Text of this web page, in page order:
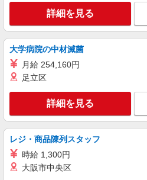
派遣社員
株式会社シエロ
【softbank】の
時給1400円〜
による ※ソフトバ
月 ※残業代支給 ★
゜+゜・。○。・゜
ティブ支給(規定有) ★月2回払い・週払い可能（規
程有）★ ゜・。○。
佐賀県佐賀市
キープ
派遣社員
株式会社シエロ
【ソフトバンク
月給209721円
円〜33098円（20
詳細を見る
大学病院の中材滅菌
月給 254,160円
足立区
詳細を見る
レジ・商品陳列スタッフ
時給 1,300円
大阪市中央区